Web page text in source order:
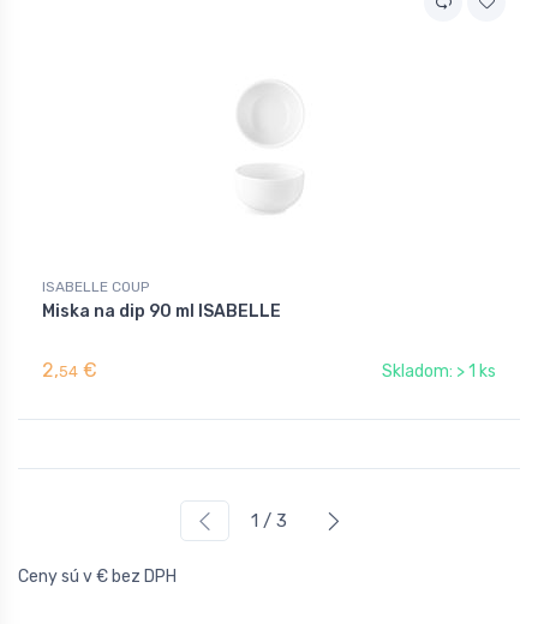
ISABELLE COUP
Miska na dip 90 ml ISABELLE
2,54 € Skladom: > 1 ks
1 / 3
Ceny sú v € bez DPH